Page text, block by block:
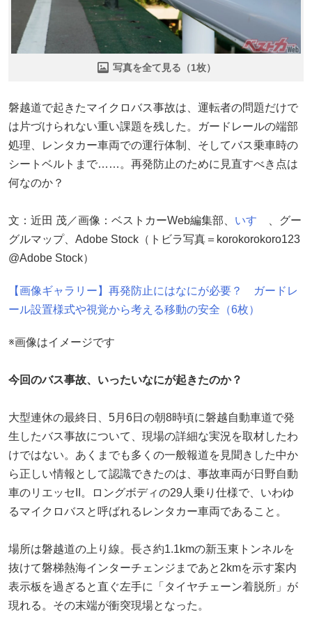
写真を全て見る（1枚）
磐越道で起きたマイクロバス事故は、運転者の問題だけで
は片づけられない重い課題を残した。ガードレールの端部
処理、レンタカー車両での運行体制、そしてバス乗車時の
シートベルトまで……。再発防止のために見直すべき点は
何なのか？
文：近田 茂／画像：ベストカーWeb編集部、 いすゞ
、グー
グルマップ、Adobe Stock（トビラ写真＝korokorokoro123
@Adobe Stock）
【画像ギャラリー】再発防止にはなにが必要？ ガードレ
ール設置様式や視覚から考える移動の安全（6枚）
※画像はイメージです
今回のバス事故、いったいなにが起きたのか？
大型連休の最終日、5月6日の朝8時頃に磐越自動車道で発
生したバス事故について、現場の詳細な実況を取材したわ
けではない。あくまでも多くの一般報道を見聞きした中か
ら正しい情報として認識できたのは、事故車両が日野自動
車のリエッセII。ロングボディの29人乗り仕様で、いわゆ
るマイクロバスと呼ばれるレンタカー車両であること。
場所は磐越道の上り線。長さ約1.1kmの新玉東トンネルを
抜けて磐梯熱海インターチェンジまであと2kmを示す案内
表示板を過ぎると直ぐ左手に「タイヤチェーン着脱所」が
現れる。その末端が衝突現場となった。